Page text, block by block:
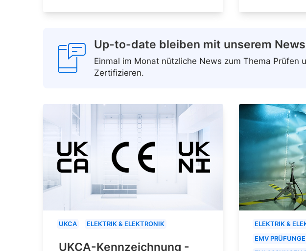
Up-to-date bleiben mit unserem
Einmal im Monat nützliche News zum Thema Prüfen
Zertifizieren.
UKCA ELEKTRIK & ELEKTRONIK
UKCA-Kennzeichnung -
ELEKTRIK &
EMV